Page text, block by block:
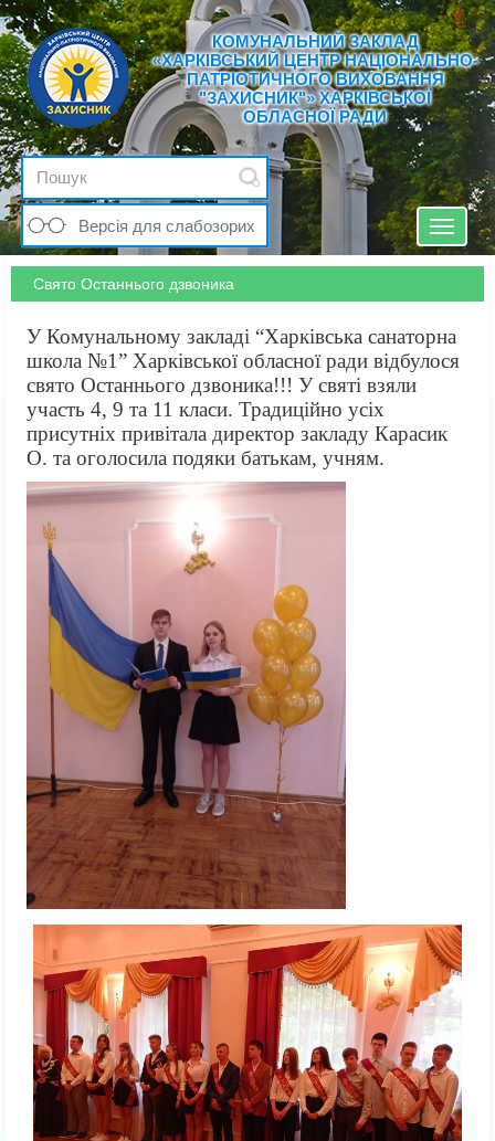
КОМУНАЛЬНИЙ ЗАКЛАД
«ХАРКІВСЬКИЙ ЦЕНТР НАЦІОНАЛЬНО-
ПАТРІОТИЧНОГО ВИХОВАННЯ
"ЗАХИСНИК"» ХАРКІВСЬКОЇ
ОБЛАСНОЇ РАДИ
Версія для слабозорих
Toggle
Свято Останнього дзвоника
У Комунальному закладі “Харківська санаторна
школа №1” Харківської обласної ради відбулося
свято Останнього дзвоника!!! У святі взяли
участь 4, 9 та 11 класи. Традиційно усіх
присутніх привітала директор закладу Карасик
О. та оголосила подяки батькам, учням.